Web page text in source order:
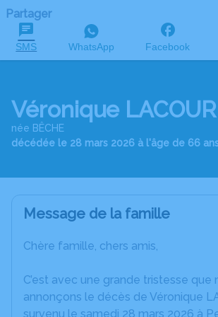
Partager
SMS WhatsApp Facebook
Véronique LACOUR
née BÊCHE
décédée le 28 mars 2026 à l'âge de 66
Message de la famille
Chère famille, chers amis,
C’est avec une grande tristesse que
annonçons le décès de Véronique
survenu le samedi 28 mars 2026 à